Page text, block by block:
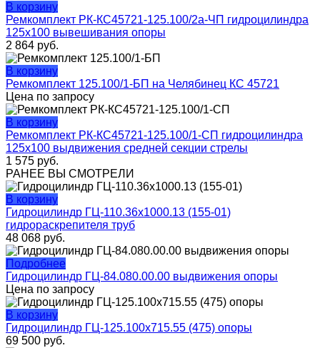
В корзину
Ремкомплект РК-КС45721-125.100/2а-ЧП гидроцилиндра
125х100 вывешивания опоры
2 864 руб.
В корзину
Ремкомплект 125.100/1-БП на Челябинец КС 45721
Цена по запросу
В корзину
Ремкомплект РК-КС45721-125.100/1-СП гидроцилиндра
125х100 выдвижения средней секции стрелы
1 575 руб.
РАНЕЕ ВЫ СМОТРЕЛИ
В корзину
Гидроцилиндр ГЦ-110.36х1000.13 (155-01)
гидрораскрепителя труб
48 068 руб.
Подробнее
Гидроцилиндр ГЦ-84.080.00.00 выдвижения опоры
Цена по запросу
В корзину
Гидроцилиндр ГЦ-125.100х715.55 (475) опоры
69 500 руб.